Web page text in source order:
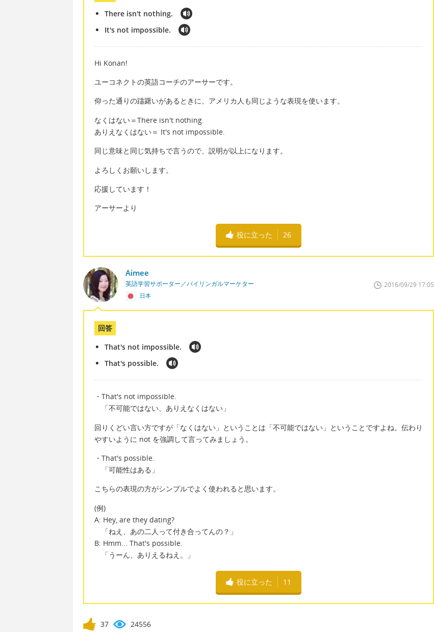
There isn't nothing.
It's not impossible.
Hi Konan!
ユーコネクトの英語コーチのアーサーです。
仰った通りの躊躇いがあるときに、アメリカ人も同じような表現を使います。
なくはない＝There isn't nothing.
ありえなくはない＝ It's not impossible.
同じ意味と同じ気持ちで言うので、説明が以上になります。
よろしくお願いします。
応援しています！
アーサーより
役に立った 26
Aimee
英語学習サポーター／バイリンガルマーケター
日本
2016/09/29 17:05
回答
That's not impossible.
That's possible.
・That's not impossible.
「不可能ではない、ありえなくはない」
回りくどい言い方ですが「なくはない」ということは「不可能ではない」ということですよね。伝わり
やすいように not を強調して言ってみましょう。
・That's possible.
「可能性はある」
こちらの表現の方がシンプルでよく使われると思います。
(例)
A: Hey, are they dating?
「ねえ、あの二人って付き合ってんの？」
B: Hmm... That's possible.
「うーん、ありえるねえ。」
役に立った 11
37 24556